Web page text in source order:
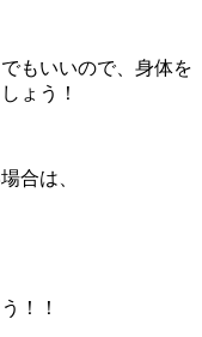
もいいので、身体を
ょう！
合は、
！！